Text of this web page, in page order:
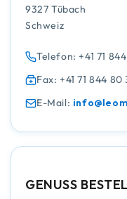
9327 Tübach
Schweiz
Telefon: +41 71
Fax: +41 71 844 80
E-Mail:
GENUSS